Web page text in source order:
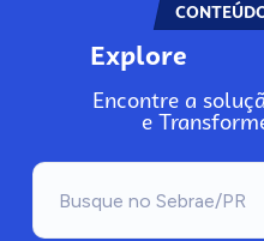
Explore
Encontre a
e